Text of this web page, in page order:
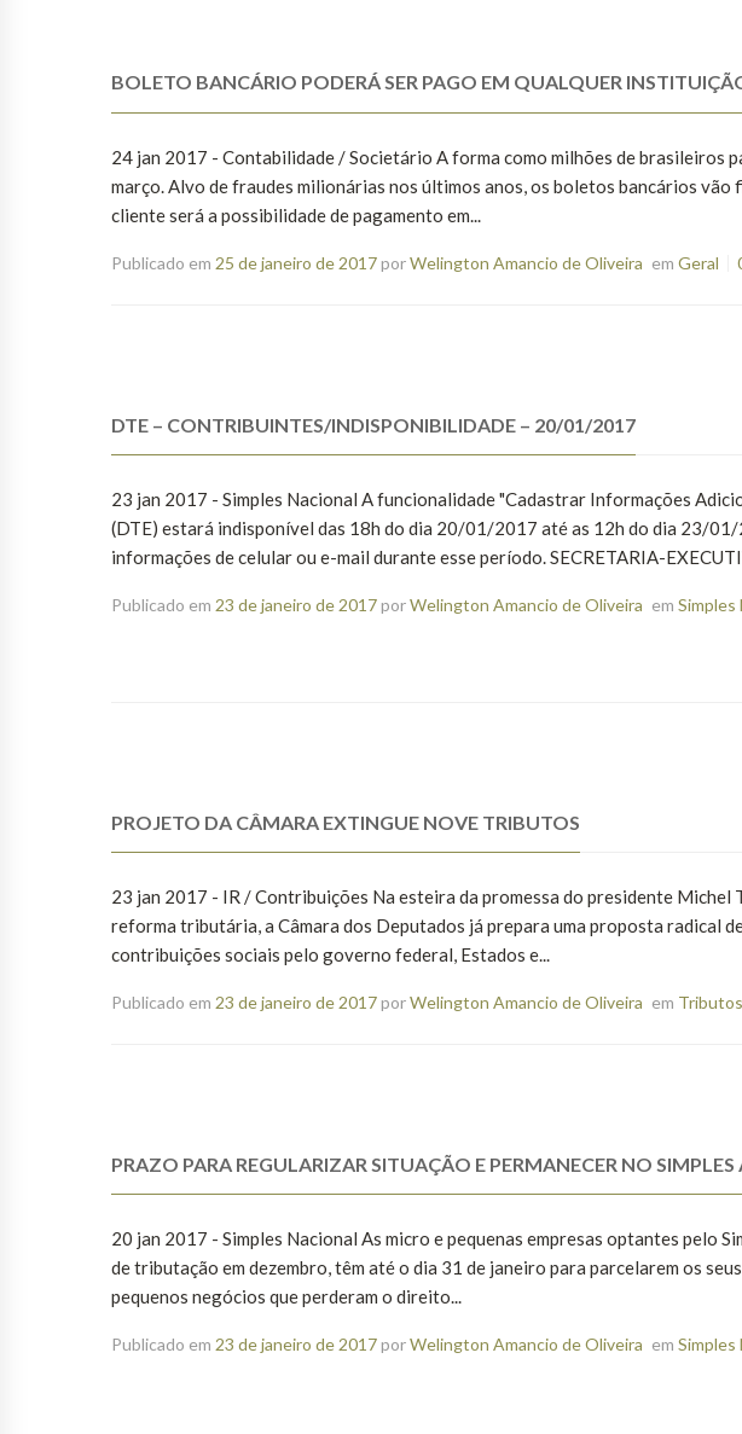
BOLETO BANCÁRIO PODERÁ SER PAGO EM QUALQUER
24 jan 2017 - Contabilidade / Societário A forma como milhões de brasileiros
março. Alvo de fraudes milionárias nos últimos anos, os boletos bancários vão
cliente será a possibilidade de pagamento em...
Publicado em 25 de janeiro de 2017porWelington Amancio de Oliveira em Geral
DTE – CONTRIBUINTES/INDISPONIBILIDADE – 20/01/2017
23 jan 2017 - Simples Nacional A funcionalidade "Cadastrar Informações
(DTE) estará indisponível das 18h do dia 20/01/2017 até as 12h do dia 23/
informações de celular ou e-mail durante esse período. SECRETARIA-
Publicado em 23 de janeiro de 2017porWelington Amancio de Oliveira em Simples
PROJETO DA CÂMARA EXTINGUE NOVE TRIBUTOS
23 jan 2017 - IR / Contribuições Na esteira da promessa do presidente Michel
reforma tributária, a Câmara dos Deputados já prepara uma proposta radical
contribuições sociais pelo governo federal, Estados e...
Publicado em 23 de janeiro de 2017porWelington Amancio de Oliveira em Tributos
PRAZO PARA REGULARIZAR SITUAÇÃO E PERMANECER NO SIMPLES
20 jan 2017 - Simples Nacional As micro e pequenas empresas optantes pelo
de tributação em dezembro, têm até o dia 31 de janeiro para parcelarem os
pequenos negócios que perderam o direito...
Publicado em 23 de janeiro de 2017porWelington Amancio de Oliveira em Simples